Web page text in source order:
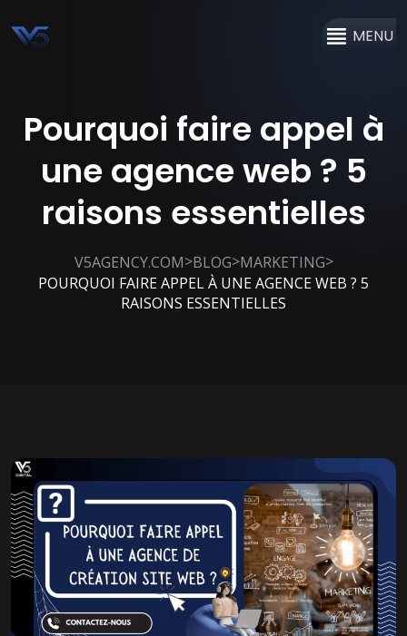
MENU
Pourquoi faire appel à
une agence web ? 5
raisons essentielles
V5AGENCY.COM>BLOG>MARKETING>
POURQUOI FAIRE APPEL À UNE AGENCE WEB ? 5
RAISONS ESSENTIELLES